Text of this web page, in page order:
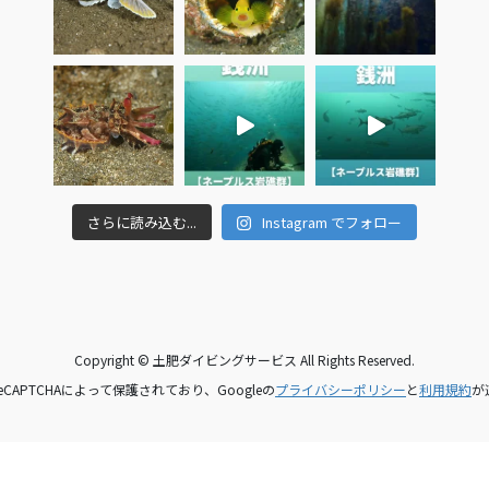
さらに読み込む... Instagram でフォロー
Copyright © 土肥ダイビングサービス All Rights Reserved.
によって保護されており、Googleのプライバシーポリシーと利用規約が